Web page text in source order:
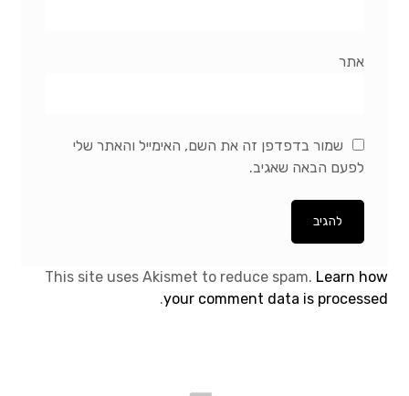
אתר
שמור בדפדפן זה את השם, האימייל והאתר שלי
לפעם הבאה שאגיב.
This site uses Akismet to reduce spam. Learn how
your comment data is processed
.